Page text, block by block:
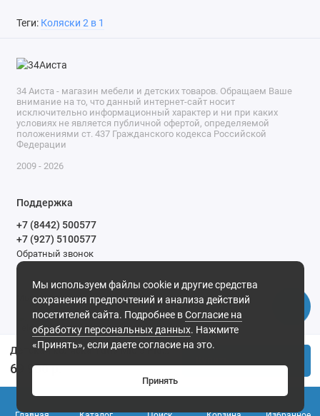
0
Детская коляска Tutis Mio 3 Plus Black Edition New 2 в 1 1622292 Rose Gold
69 900 р.
Теги: Коляски 2 в 1
Мы используем файлы cookie и другие средства
сохранения предпочтений и анализа действий
посетителей сайта. Подробнее вСогласие на
обработку персональных данных. Нажмите
«Принять», если даете согласие на это.
Принять
34 Аиста - магазин мебели и детских товаров. Обращаем Ваше
внимание на то, что данный интернет-сайт носит
исключительно информационный характер и ни при каких
условиях не является публичной офертой, определяемой
положениями ст. 437 Гражданского кодекса Российской
Федерации
2009 - 2026
Поддержка
+7 (8442) 500577
+7 (927) 5100577
Обратный звонок
Мы в сети